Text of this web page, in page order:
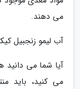
می دهند.
آب لیمو زنجبیل
آیا شما می
می کنید، باید